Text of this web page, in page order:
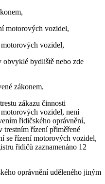
motorových vozidel,
vozidel,
obvyklé bydliště nebo zde
zákonem,
zákazu činnosti
vozidel, není
řidičského oprávnění,
trestním řízení přiměřené
se řízení motorových vozidel,
řidičů zaznamenáno 12
oprávnění uděleného jiným